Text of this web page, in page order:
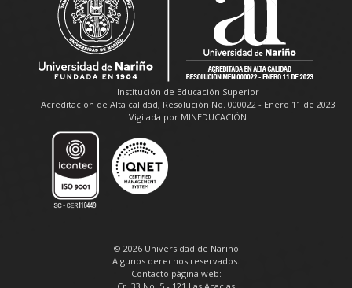
Institución de Educación Superior
Acreditación de Alta calidad, Resolución No. 000022 - Enero 11 de 2023
Vigilada por MINEDUCACIÓN
© 2026 Universidad de Nariño
Algunos derechos reservados.
Contacto página web: